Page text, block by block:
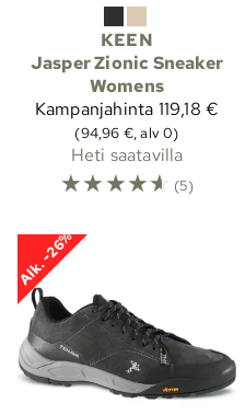
KEEN
Jasper Zionic Sneaker
Womens
Kampanjahinta 119,18 €
(94,96 €, alv 0)
Heti saatavilla
☆☆☆☆☆ (5)
Lajit‪»Ulkoilu
Alk. -26%